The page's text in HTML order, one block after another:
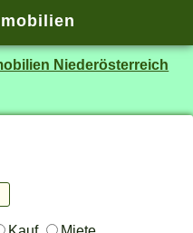
Niederösterreich